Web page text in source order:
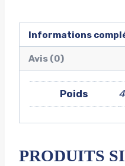
Informations
Avis (0)
Poids
PRODUITS